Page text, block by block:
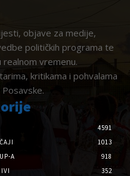
objave za medije,
političkih programa te
vremenu.
kritikama i pohvalama
4591
1013
A
918
352